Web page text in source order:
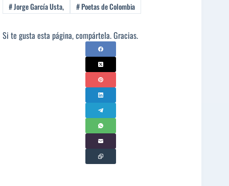
#Jorge García Usta, #Poetas de Colombia
Si te gusta esta página, compártela. Gracias.